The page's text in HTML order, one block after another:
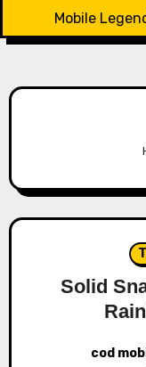
Mobile
Solid
cod